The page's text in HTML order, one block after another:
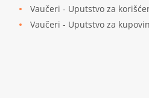
Vaučeri - Uputstvo za
Vaučeri - Uputstvo za